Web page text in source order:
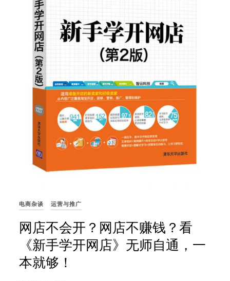
电商杂谈 运营与推广
网店不会开？网店不赚钱？看
《新手学开网店》无师自通，一
本就够！